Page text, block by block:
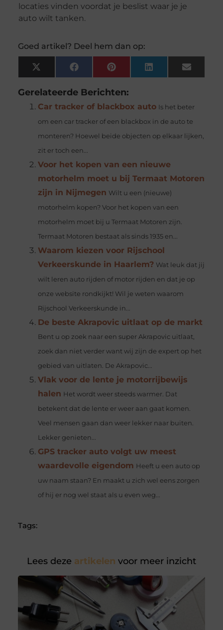
locaties vinden voordat je beslist waar je je
auto wilt tanken.
Goed artikel? Deel hem dan op:
X
(Twitter)
FacebookPinterest LinkedIn Email
Gerelateerde Berichten:
Car tracker of blackbox auto Is het beter
om een car tracker of een blackbox in de auto te
monteren? Hoewel beide objecten op elkaar lijken,
zit er toch een...
Voor het kopen van een nieuwe
motorhelm moet u bij Termaat Motoren
zijn in Nijmegen Wilt u een (nieuwe)
motorhelm kopen? Voor het kopen van een
motorhelm moet bij u Termaat Motoren zijn.
Termaat Motoren bestaat als sinds 1935 en...
Waarom kiezen voor Rijschool
Verkeerskunde in Haarlem? Wat leuk dat jij
wilt leren auto rijden of motor rijden en dat je op
onze website rondkijkt! Wil je weten waarom
Rijschool Verkeerskunde in...
De beste Akrapovic uitlaat op de markt
Bent u op zoek naar een super Akrapovic uitlaat,
zoek dan niet verder want wij zijn de expert op het
gebied van uitlaten. De Akrapovic...
Vlak voor de lente je motorrijbewijs
halen Het wordt weer steeds warmer. Dat
betekent dat de lente er weer aan gaat komen.
Veel mensen gaan dan weer lekker naar buiten.
Lekker genieten...
GPS tracker auto volgt uw meest
waardevolle eigendom Heeft u een auto op
uw naam staan? En maakt u zich wel eens zorgen
of hij er nog wel staat als u even weg...
Tags:
Lees deze artikelen voor meer inzicht